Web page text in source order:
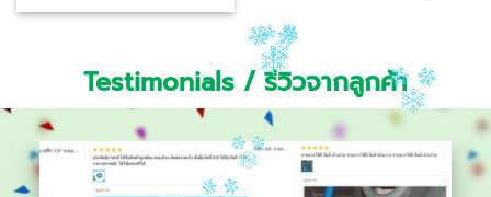
Testimonials / รีวิวจากลูกค้า